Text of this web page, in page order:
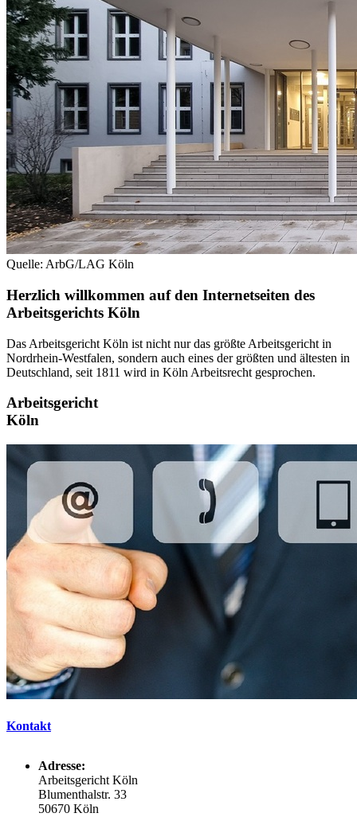
Quelle: ArbG/LAG Köln
Herzlich willkommen auf den Internetseiten des
Arbeitsgerichts Köln
Das Arbeitsgericht Köln ist nicht nur das größte Arbeitsgericht in
Nordrhein-Westfalen, sondern auch eines der größten und ältesten in
Deutschland, seit 1811 wird in Köln Arbeitsrecht gesprochen.
Arbeitsgericht
Köln
Kontakt
Adresse:
Arbeitsgericht Köln
Blumenthalstr. 33
50670 Köln